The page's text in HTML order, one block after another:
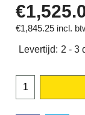
€
€1,845.25 incl.
Levertijd: 2 - 3